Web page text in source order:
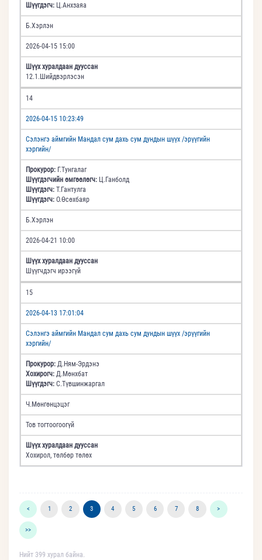
Шүүгдэгч: Ц.Анхзаяа
Б.Хэрлэн
2026-04-15 15:00
Шүүх хуралдаан дууссан
12.1.Шийдвэрлэсэн
14
2026-04-15 10:23:49
Сэлэнгэ аймгийн Мандал сум дахь сум дундын шүүх /эрүүгийн
хэргийн/
Прокурор: Г.Тунгалаг
Шүүгдэгчийн өмгөөлөгч: Ц.Ганболд
Шүүгдэгч: Т.Гантулга
Шүүгдэгч: О.Өсөхбаяр
Б.Хэрлэн
2026-04-21 10:00
Шүүх хуралдаан дууссан
Шүүгчдэгч ирээгүй
15
2026-04-13 17:01:04
Сэлэнгэ аймгийн Мандал сум дахь сум дундын шүүх /эрүүгийн
хэргийн/
Прокурор: Д.Ням-Эрдэнэ
Хохирогч: Д.Мөнхбат
Шүүгдэгч: С.Түвшинжаргал
Ч.Мөнгөнцэцэг
Тов тогтоогоогүй
Шүүх хуралдаан дууссан
Хохирол, төлбөр төлөх
< 1 2 3 4 5 6 7 8 >
>>
Нийт 399 хурал байна.